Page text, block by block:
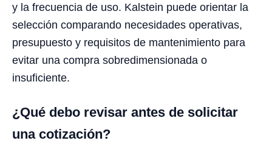
y la frecuencia de uso. Kalstein puede orientar la
selección comparando necesidades operativas,
presupuesto y requisitos de mantenimiento para
evitar una compra sobredimensionada o
insuficiente.
¿Qué debo revisar antes de solicitar
una cotización?